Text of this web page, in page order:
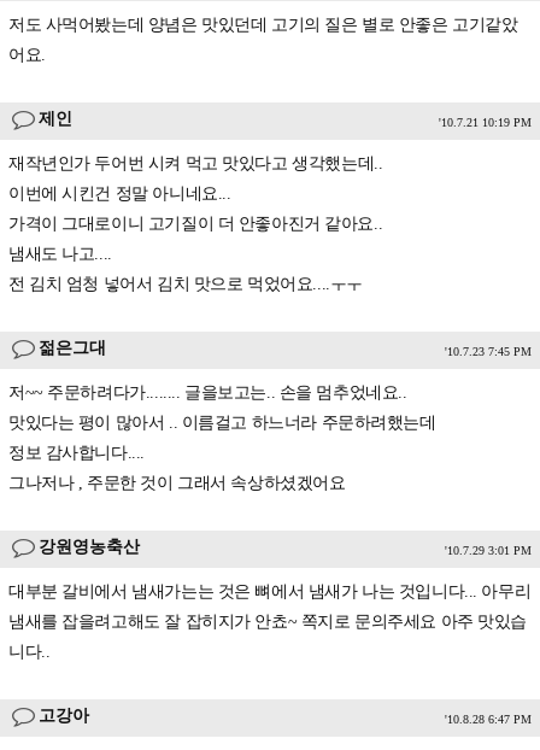
저도 사먹어봤는데 양념은 맛있던데 고기의 질은 별로 안좋은 고기같았
어요.
제인 '10.7.21 10:19 PM
재작년인가 두어번 시켜 먹고 맛있다고 생각했는데..
이번에 시킨건 정말 아니네요...
가격이 그대로이니 고기질이 더 안좋아진거 같아요..
냄새도 나고....
전 김치 엄청 넣어서 김치 맛으로 먹었어요....ㅜㅜ
젊은그대 '10.7.23 7:45 PM
저~~ 주문하려다가........ 글을보고는.. 손을 멈추었네요..
맛있다는 평이 많아서 .. 이름걸고 하느너라 주문하려했는데
정보 감사합니다....
그나저나 , 주문한 것이 그래서 속상하셨겠어요
강원영농축산 '10.7.29 3:01 PM
대부분 갈비에서 냄새가는는 것은 뼈에서 냄새가 나는 것입니다... 아무리
냄새를 잡을려고해도 잘 잡히지가 안쵸~ 쪽지로 문의주세요 아주 맛있습
니다..
고강아 '10.8.28 6:47 PM